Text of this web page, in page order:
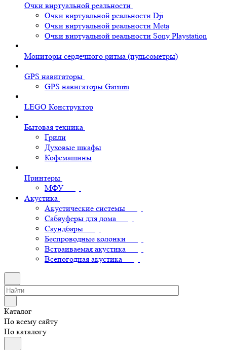
Очки виртуальной реальности
Очки виртуальной реальности Dji
Очки виртуальной реальности Meta
Очки виртуальной реальности Sony Playstation
Мониторы сердечного ритма (пульсометры)
GPS навигаторы
GPS навигаторы Garmin
LEGO Конструктор
Бытовая техника
Грили
Духовые шкафы
Кофемашины
Принтеры
МФУ
Акустика
Акустические системы
Сабвуферы для дома
Саундбары
Беспроводные колонки
Встраиваемая акустика
Всепогодная акустика
Каталог
По всему сайту
По каталогу